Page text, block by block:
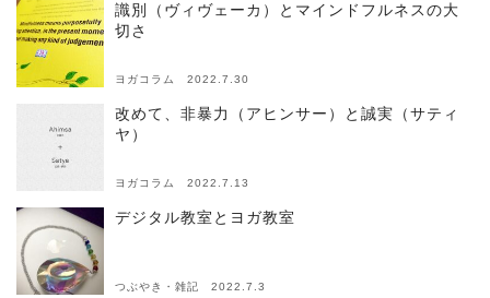
識別（ヴィヴェーカ）とマインドフルネスの大
切さ
ヨガコラム 2022.7.30
改めて、非暴力（アヒンサー）と誠実（サティ
ヤ）
ヨガコラム 2022.7.13
デジタル教室とヨガ教室
つぶやき・雑記 2022.7.3